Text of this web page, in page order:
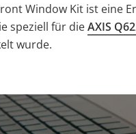
Window Kit ist eine
speziell für dieAXIS
wurde.